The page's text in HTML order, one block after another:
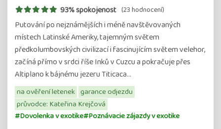
93% spokojenost (23 hodnocení)
Putování po nejznámějších i méně navštěvovaných
místech Latinské Ameriky, tajemným světem
předkolumbovských civilizací i fascinujícím světem velehor,
začíná přímo v srdci říše Inků v Cuzcu a pokračuje přes
Altiplano k bájnému jezeru Titicaca…
na ověření letenek garance odjezdu
průvodce: Kateřina Krejčová
#Dovolenka v exotike#Poznávacie zájazdy v exotike